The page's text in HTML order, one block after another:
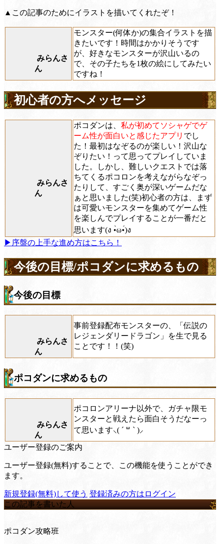
▲この記事のためにイラストを描いてくれたぞ！
みらんさ
ん
モンスター(何体か)の集合イラストを描
きたいです！時間はかかりそうです
が、好きなモンスターが沢山いるの
で、その子たちを1枚の絵にしてみたい
ですね！
初心者の方へメッセージ
みらんさ
ん
ポコダンは、 私が初めてソシャゲでゲ
ーム性が面白いと感じたアプリ でし
た！最初はなぞるのが楽しい！沢山な
ぞりたい！って思ってプレイしていま
した。しかし、難しいクエストでは落
ちてくるポコロンを考えながらなぞっ
たりして、すごく奥が深いゲームだな
ぁと思いました(笑)初心者の方は、まず
は可愛いモンスターを集めてゲーム性
を楽しんでプレイすることが一番だと
思います(ง •̀ω•́)ง
▶序盤の上手な進め方はこちら！
今後の目標/ポコダンに求めるもの
今後の目標
みらんさ
ん
事前登録配布モンスターの、「伝説の
レジェンダリードラゴン」を生で見る
ことです！！(笑)
ポコダンに求めるもの
みらんさ
ん
ポコロンアリーナ以外で、ガチャ限モ
ンスターと戦えたら面白そうだなーっ
て思います⸜( ´ ꒳ ` )⸝
ユーザー登録のご案内
ユーザー登録(無料)することで、この機能を使うことができ
ます。
新規登録(無料)して使う 登録済みの方はログイン
この記事を書いた人
ポコダン攻略班